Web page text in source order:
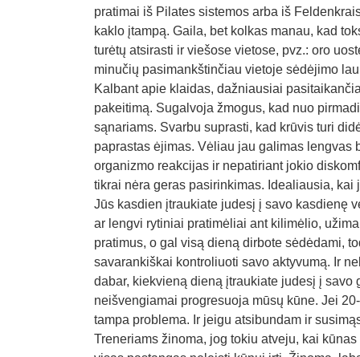
pratimai iš Pilates sistemos arba iš
kaklo įtampą. Gaila, bet kolkas manau, kad
turėtų atsirasti ir viešose vietose, pvz.: oro
minučių pasimankštinčiau vietoje sėdėjimo
Kalbant apie klaidas, dažniausiai
pakeitimą. Sugalvoja žmogus, kad nuo
sąnariams. Svarbu suprasti, kad krūvis turi
paprastas ėjimas. Vėliau jau galimas lengvas
organizmo reakcijas ir nepatiriant jokio
tikrai nėra geras pasirinkimas. Idealiausia,
Jūs kasdien įtraukiate judesį į savo kasdienę
ar lengvi rytiniai pratimėliai ant kilimėlio,
pratimus, o gal visą dieną dirbote sėdėdami,
savarankiškai kontroliuoti savo aktyvumą. Ir
dabar, kiekvieną dieną įtraukiate judesį į
neišvengiamai progresuoja mūsų kūne. Jei
tampa problema. Ir jeigu atsibundam ir
Treneriams žinoma, jog tokiu atveju, kai